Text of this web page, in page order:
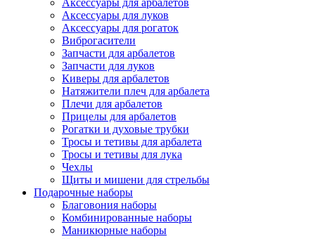
Аксессуары для луков
Аксессуары для рогаток
Виброгасители
Запчасти для арбалетов
Запчасти для луков
Киверы для арбалетов
Натяжители плеч для арбалета
Плечи для арбалетов
Прицелы для арбалетов
Рогатки и духовые трубки
Тросы и тетивы для арбалета
Тросы и тетивы для лука
Чехлы
Щиты и мишени для стрельбы
Подарочные наборы
Благовония наборы
Комбинированные наборы
Маникюрные наборы